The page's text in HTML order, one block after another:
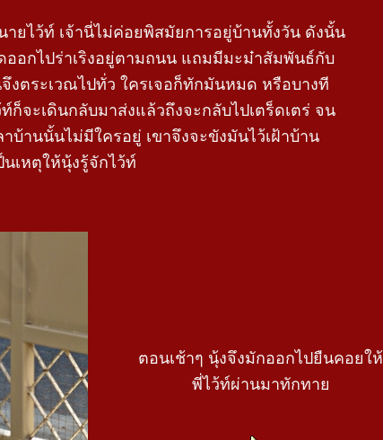
ไว้ท์ เจ้านี่ไม่ค่อยพิสมัยการอยู่บ้านทั้งวัน ดังนั้น
ออกไปร่าเริงอยู่ตามถนน แถมมีมะม๋าสัมพันธ์กับ
ตระเวณไปทั่ว ใครเจอก็ทักมันหมด หรือบางที
ก็จะเดินกลับมาส่งแล้วถึงจะกลับไปเตร็ดเตร่ จน
บ้านนั้นไม่มีใครอยู่ เขาจึงจะขังมันไว้เฝ้าบ้าน
เหตุให้นุ้งรู้จักไว้ท์
ตอนเช้าๆ นุ้งจึงมักออกไปยืนคอยให้
พี่ไว้ท์ผ่านมาทักทา